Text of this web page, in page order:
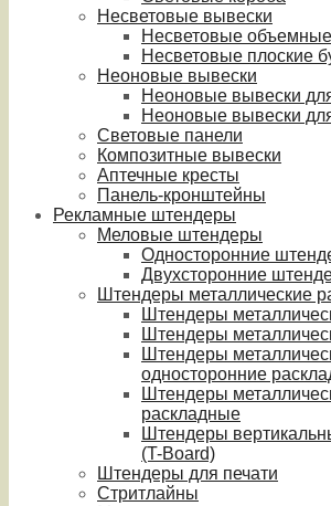
Несветовые вывески
Несветовые
Несветовые плоские
Неоновые вывески
Неоновые вывески
Неоновые вывески
Световые панели
Композитные вывески
Аптечные кресты
Панель-кронштейны
Рекламные штендеры
Меловые штендеры
Односторонние
Двухсторонние
Штендеры металлические
Штендеры
Штендеры
Штендеры
односторонние
Штендеры
раскладные
Штендеры
(T-Board)
Штендеры для печати
Стритлайны